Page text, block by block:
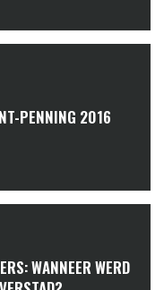
PENNING 2016
WANNEER WERD